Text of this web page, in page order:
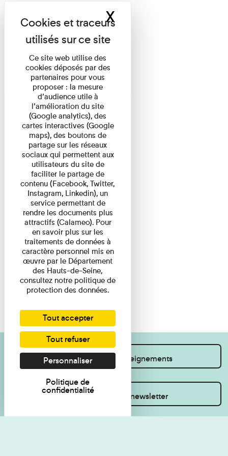
Je souhaite des renseignements
Inscrivez-vous à la newsletter
Ce site web utilise des
cookies déposés par des
partenaires pour vous
proposer : la mesure
d’audience utile à
l’amélioration du site
(Google analytics), des
cartes interactives (Google
maps), des boutons de
partage sur les réseaux
sociaux qui permettent aux
utilisateurs du site de
faciliter le partage de
contenu (Facebook, Twitter,
Instagram, Linkedin), un
service permettant de
rendre les documents plus
attractifs (Calameo). Pour
en savoir plus sur les
traitements de données à
caractère personnel mis en
œuvre par le Département
des Hauts-de-Seine,
consultez notre politique de
protection des données.
Tout accepter
Tout refuser
Personnaliser
Politique de
confidentialité
XMasquer le